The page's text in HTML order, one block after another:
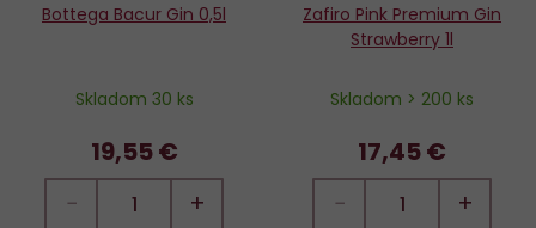
Bottega Bacur Gin 0,5l
Skladom 30 ks
19,55 €
− +
Zafiro Pink Premium Gin
Strawberry 1l
Skladom > 200 ks
17,45 €
− +